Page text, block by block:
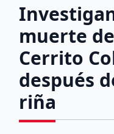
muerte
Cerrito
después
riña